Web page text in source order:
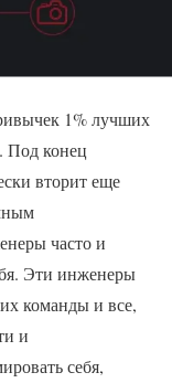
1% лучших
Под конец
вторит еще
часто и
Эти инженеры
команды и все,
и
себя,